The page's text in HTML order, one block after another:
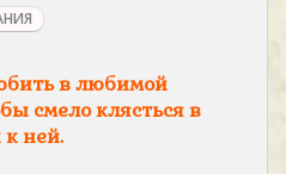
в любимой
смело клясться в
ней.